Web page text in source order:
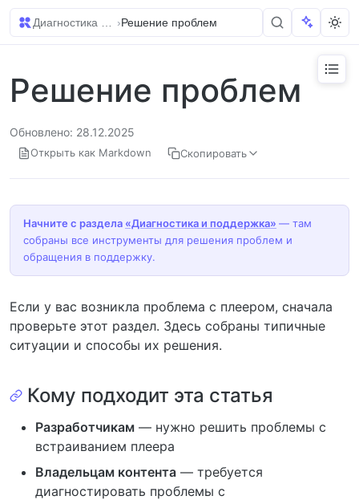
Диагностика и поддержка
›Решение проблем
Решение проблем
Обновлено: 28.12.2025
Открыть как Markdown Скопировать
Начните с раздела «Диагностика и поддержка» — там
собраны все инструменты для решения проблем и
обращения в поддержку.
Если у вас возникла проблема с плеером, сначала
проверьте этот раздел. Здесь собраны типичные
ситуации и способы их решения.
Кому подходит эта статья
Разработчикам — нужно решить проблемы с
встраиванием плеера
Владельцам контента — требуется
диагностировать проблемы с